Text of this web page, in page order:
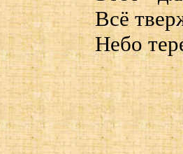
Всё
Небо